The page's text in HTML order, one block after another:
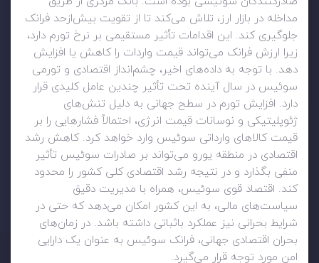
مداخله در بازار ارز، تلاش می‌کند تا از تقویت بیش‌ازحد فرانک
جلوگیری کند. این اقدامات تأثیر مستقیمی بر نرخ تورم دارد،
زیرا ارزش فرانک می‌تواند قیمت واردات را کاهش یا افزایش
دهد. با توجه به داده‌های اخیر، چشم‌انداز اقتصادی و تورمی
سوئیس در سال آینده تحت تأثیر چندین عامل کلیدی قرار
دارد. افزایش تورم در سطح جهانی به دلیل تنش‌های
ژئوپلیتیکی و نوسانات قیمت انرژی، احتمالاً فشارهایی را بر
قیمت کالاهای وارداتی سوئیس وارد خواهد کرد. کاهش رشد
اقتصادی در منطقه یورو می‌تواند بر صادرات سوئیس تأثیر
منفی بگذارد و در نتیجه رشد اقتصادی کلی کشور را محدود
کند. اقتصاد قوی سوئیس، همراه با مدیریت دقیق
سیاست‌های مالی، به این کشور امکان می‌دهد که حتی در
شرایط بحرانی نیز عملکرد باثباتی داشته باشد. در زمان‌های
بحران اقتصادی جهانی، فرانک سوئیس به عنوان یک دارایی
امن مورد توجه قرار می‌گیرد.